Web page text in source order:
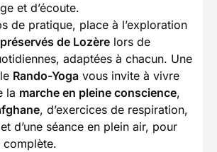
et d’écoute.
de pratique, place à l’exploration
de Lozère lors de
adaptées à chacun. Une
Rando-Yoga vous invite à vivre
la marche en pleine conscience,
, d’exercices de respiration,
et d’une séance en plein air, pour
complète.